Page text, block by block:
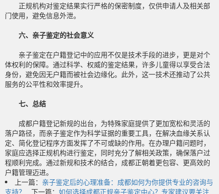
正规机构对鉴定结果实行严格的保密制度，仅供申请人及相关部
门使用，避免信息外泄。
六、亲子鉴定的社会意义
亲子鉴定在户籍登记中的应用不仅是技术手段的进步，更是对个
体权利的保障。通过科学、权威的鉴定结果，许多儿童得以享受合法
身份，避免因无户籍而被社会边缘化。此外，这一技术还推动了公共
服务的公平性和效率提升。
七、总结
成都户籍登记新规的出台，为特殊家庭提供了更加宽松和灵活的
落户路径，而亲子鉴定作为科学证据的重要工具，在解决血缘关系认
定、简化登记程序方面发挥了不可或缺的作用。在办理户籍问题时，
家庭应选择正规机构进行鉴定，同时充分了解相关政策，确保落户过
程顺利完成。通过新规和技术的结合，成都正朝着更包容、更高效的
户籍管理迈进。
上一篇： 亲子鉴定后的心理准备：成都如何为你提供专业的咨询与
支持？
下一篇： 如何选择成都正规亲子鉴定中心？专家建议要关注